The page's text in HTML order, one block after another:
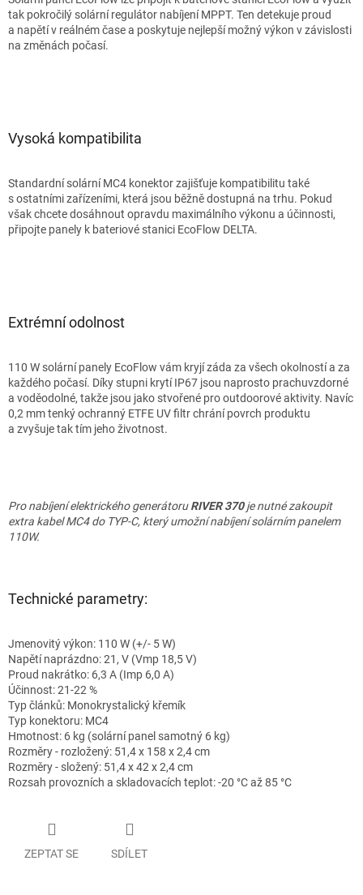
tak pokročilý solární regulátor nabíjení MPPT. Ten detekuje proud
a napětí v reálném čase a poskytuje nejlepší možný výkon v závislosti
na změnách počasí.
Vysoká kompatibilita
Standardní solární MC4 konektor zajišťuje kompatibilitu také
s ostatními zařízeními, která jsou běžně dostupná na trhu. Pokud
však chcete dosáhnout opravdu maximálního výkonu a účinnosti,
připojte panely k bateriové stanici EcoFlow DELTA.
Extrémní odolnost
110 W solární panely EcoFlow vám kryjí záda za všech okolností a za
každého počasí. Díky stupni krytí IP67 jsou naprosto prachuvzdorné
a voděodolné, takže jsou jako stvořené pro outdoorové aktivity. Navíc
0,2 mm tenký ochranný ETFE UV filtr chrání povrch produktu
a zvyšuje tak tím jeho životnost.
Pro nabíjení elektrického generátoruRIVER 370je nutné zakoupit
extra kabel MC4 do TYP-C, který umožní nabíjení solárním panelem
110W.
Technické parametry:
Jmenovitý výkon: 110 W (+/- 5 W)
Napětí naprázdno: 21, V (Vmp 18,5 V)
Proud nakrátko: 6,3 A (Imp 6,0 A)
Účinnost: 21-22 %
Typ článků: Monokrystalický křemík
Typ konektoru: MC4
Hmotnost: 6 kg (solární panel samotný 6 kg)
Rozměry - rozložený: 51,4 x 158 x 2,4 cm
Rozměry - složený: 51,4 x 42 x 2,4 cm
Rozsah provozních a skladovacích teplot: -20 °C až 85 °C
ZEPTAT SE SDÍLET